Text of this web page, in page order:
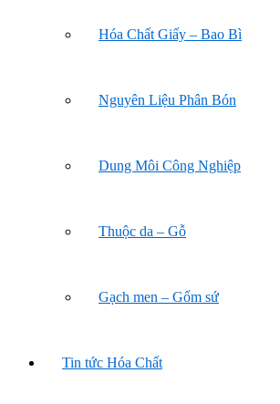
Hóa Chất Giấy – Bao Bì
Nguyên Liệu Phân Bón
Dung Môi Công Nghiệp
Thuộc da – Gỗ
Gạch men – Gốm sứ
Tin tức Hóa Chất